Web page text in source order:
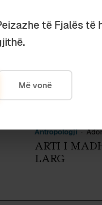
Antropologji
ARTI I
LARG
të Fjalës të
Më vonë